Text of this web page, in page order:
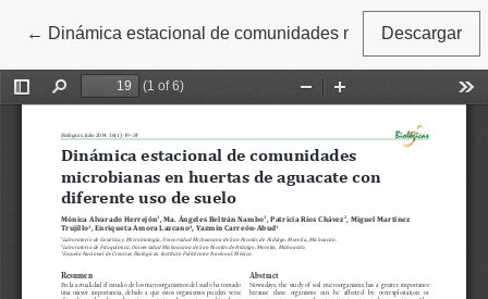
← Volver a los detalles del artículo
Dinámica estacional de comunidades microbianas en
Descargar